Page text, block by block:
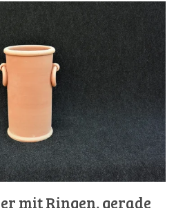
mit Ringen, gerade